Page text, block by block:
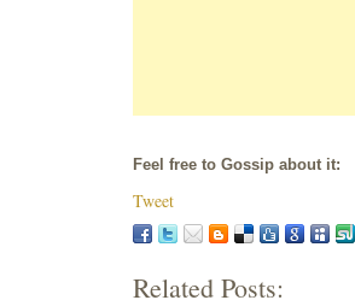
Feel free to Gossip about it:
Tweet
Related Posts: